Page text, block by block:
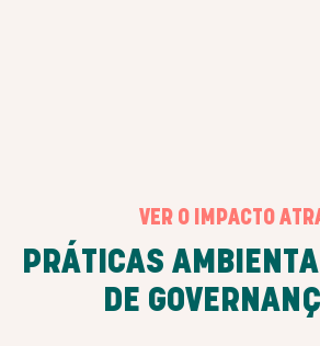
VER O IMPACTO
PRÁTICAS
DE